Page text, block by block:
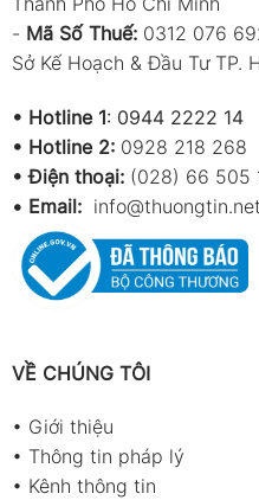
- Mã Số Thuế: 0312 076
Sở Kế Hoạch & Đầu Tư TP.
• Hotline 1: 0944 2222 14
• Hotline 2: 0928 218 268
• Điện thoại: (028) 66 505
• Email: info@thuongtin.net
VỀ CHÚNG TÔI
• Giới thiệu
• Thông tin pháp lý
• Kênh thông tin